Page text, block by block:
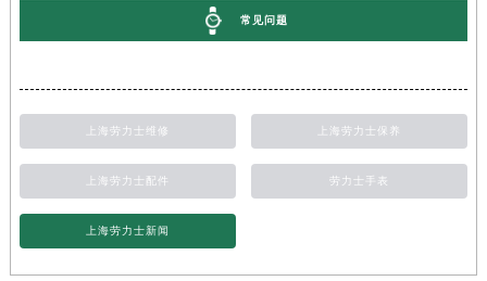
常见问题
上海劳力士维修 上海劳力士保养
上海劳力士配件 劳力士手表
上海劳力士新闻